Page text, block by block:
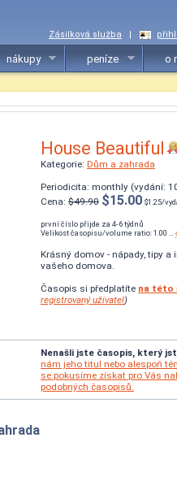
Zásilková služba |
nákupy peníze o
House Beautiful
Kategorie: Dům a zahrada
Periodicita: monthly (vydání:
Cena: $49.90 $15.00 $1.25/
první číslo přijde za 4-6 týdnů
Velikost časopisu/volume ratio: 1.00 ...
Krásný domov - nápady, tipy a
vašeho domova.
Časopis si předplatíte na této
registrovaný uživatel)
Nenašli jste časopis, který
nám jeho titul nebo alespoň
se pokusíme získat pro Vás
podobných časopisů.